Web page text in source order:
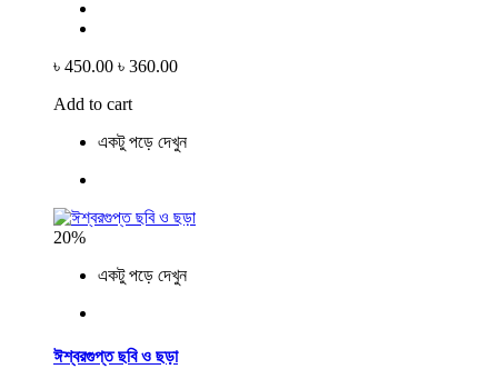
৳ 450.00 ৳ 360.00
Add to cart
একটু পড়ে দেখুন
20%
একটু পড়ে দেখুন
ঈশ্বরগুপ্ত ছবি ও ছড়া